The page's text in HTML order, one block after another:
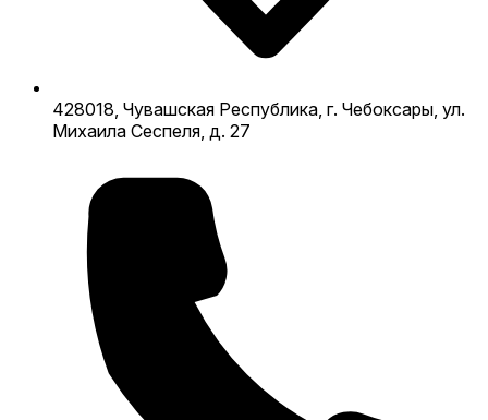
428018, Чувашская Республика, г. Чебоксары, ул.
Михаила Сеспеля, д. 27